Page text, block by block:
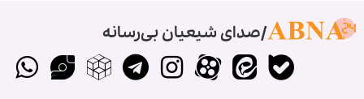
صدای شیعیان بی‌رسانه